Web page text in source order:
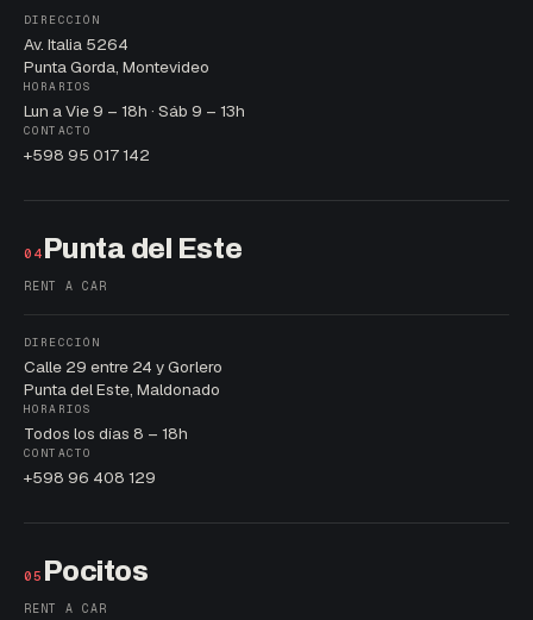
DIRECCIÓN
Av. Italia 5264
Punta Gorda, Montevideo
HORARIOS
Lun a Vie 9 – 18h · Sáb 9 – 13h
CONTACTO
+598 95 017 142
04 Punta del Este
RENT A CAR
DIRECCIÓN
Calle 29 entre 24 y Gorlero
Punta del Este, Maldonado
HORARIOS
Todos los días 8 – 18h
CONTACTO
+598 96 408 129
05 Pocitos
RENT A CAR